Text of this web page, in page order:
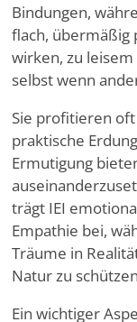
Bindungen,
flach, übermäßig
wirken, zu
selbst wenn
Sie profitieren
praktische
Ermutigung
trägt IEI
Empathie bei,
Träume in
Natur zu
Ein wichtiger